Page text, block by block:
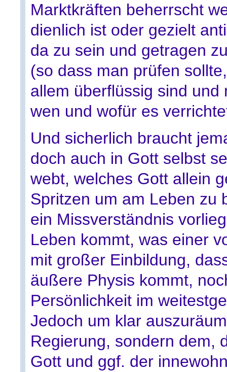
Marktkräften beherrscht
dienlich ist oder gezielt
da zu sein und getragen
(so dass man prüfen
allem überflüssig sind
wen und wofür es
Und sicherlich braucht
doch auch in Gott selbst
webt, welches Gott allein
Spritzen um am Leben zu
ein Missverständnis
Leben kommt, was einer
mit großer Einbildung,
äußere Physis kommt,
Persönlichkeit im
Jedoch um klar
Regierung, sondern dem,
Gott und ggf. der